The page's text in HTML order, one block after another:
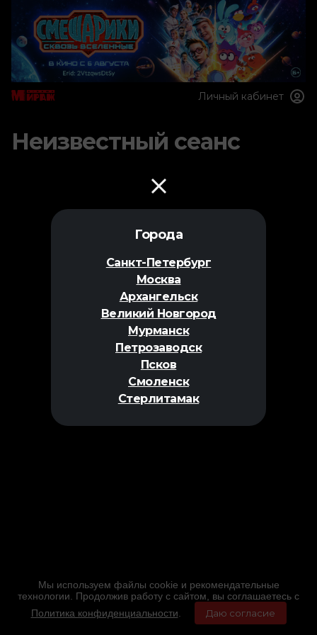
Города
Санкт-Петербург
Москва
Архангельск
Великий Новгород
Мурманск
Петрозаводск
Псков
Смоленск
Стерлитамак
Личный кабинет
Неизвестный сеанс
Мы используем файлы cookie и рекомендательные
технологии. Продолжив работу с сайтом, вы соглашаетесь с
Политика конфиденциальности
Даю согласие